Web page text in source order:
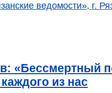
ведомости», г.
«Бессмертный
из нас